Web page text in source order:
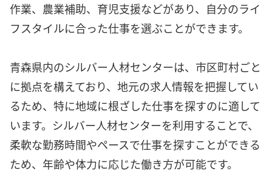
作業、農業補助、育児支援などがあり、自分のライ
フスタイルに合った仕事を選ぶことができます。
青森県内のシルバー人材センターは、市区町村ごと
に拠点を構えており、地元の求人情報を把握してい
るため、特に地域に根ざした仕事を探すのに適して
います。シルバー人材センターを利用することで、
柔軟な勤務時間やペースで仕事を探すことができる
ため、年齢や体力に応じた働き方が可能です。